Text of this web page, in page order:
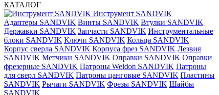
КАТАЛОГ
Инструмент SANDVIK
Адаптеры SANDVIK Винты SANDVIK Втулки SANDVIK
Державки SANDVIK Запчасти SANDVIK Инструментальные
блоки SANDVIK Ключи SANDVIK Кольца SANDVIK
Корпус сверла SANDVIK Корпуса фрез SANDVIK Лезвия
SANDVIK Метчики SANDVIK Оправки SANDVIK Оправки
фрезерные SANDVIK Патроны Weldon SANDVIK Патроны
для сверл SANDVIK Патроны цанговые SANDVIK Пластины
SANDVIK Рычаги SANDVIK Фрезы SANDVIK Шайбы
SANDVIK